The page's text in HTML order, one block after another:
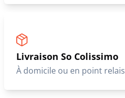
Livraison So Colissimo
À domicile ou en point relais